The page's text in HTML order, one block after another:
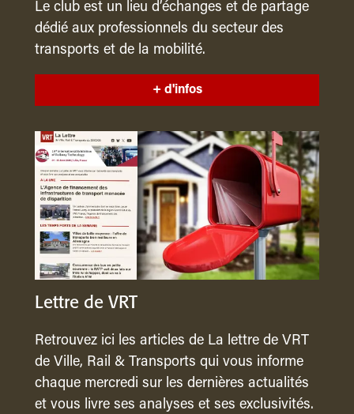
Le club est un lieu d’échanges et de partage
dédié aux professionnels du secteur des
transports et de la mobilité.
+ d'infos
Lettre de VRT
Retrouvez ici les articles de La lettre de VRT
de Ville, Rail & Transports qui vous informe
chaque mercredi sur les dernières actualités
et vous livre ses analyses et ses exclusivités.